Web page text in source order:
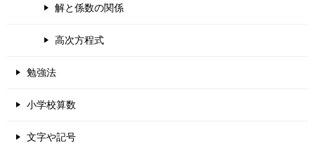
解と係数の関係
高次方程式
勉強法
小学校算数
文字や記号